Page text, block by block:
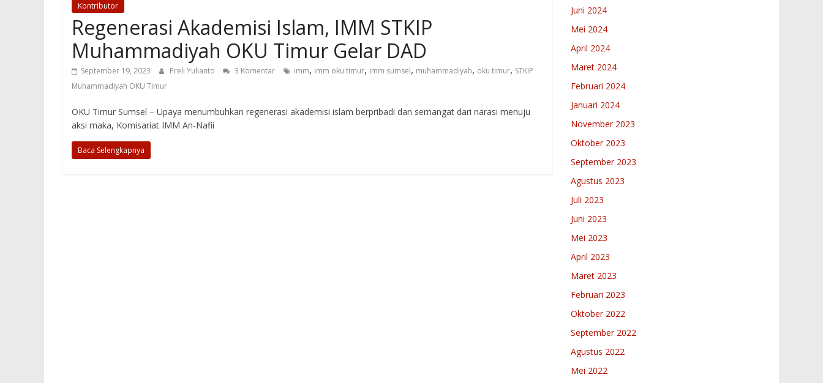
Kontributor
Regenerasi Akademisi Islam, IMM STKIP
Muhammadiyah OKU Timur Gelar DAD
September 19, 2023 Preli Yulianto 3 Komentar imm, imm oku timur, imm sumsel, muhammadiyah, oku timur, STKIP
Muhammadiyah OKU Timur
OKU Timur Sumsel – Upaya menumbuhkan regenerasi akademisi islam berpribadi dan semangat dari narasi menuju
aksi maka, Komisariat IMM An-Nafii
Baca Selengkapnya
Juni 2024
Mei 2024
April 2024
Maret 2024
Februari 2024
Januari 2024
November 2023
Oktober 2023
September 2023
Agustus 2023
Juli 2023
Juni 2023
Mei 2023
April 2023
Maret 2023
Februari 2023
Oktober 2022
September 2022
Agustus 2022
Mei 2022